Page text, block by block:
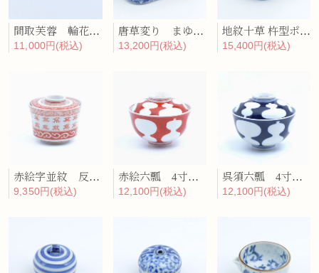
間取芙蓉 輪花陶箱
11,000円(税込)
唐草変り まゆ型陶箱
13,200円(税込)
地紋十草 杵型ポット
15,400円(税込)
赤絵字並紋 反蓋物
9,350円(税込)
赤絵六瓢 4寸蓋物
12,100円(税込)
呉須六瓢 4寸蓋物
12,100円(税込)